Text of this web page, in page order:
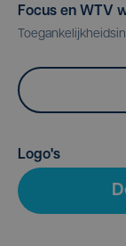
Focus en WTV
Logo's